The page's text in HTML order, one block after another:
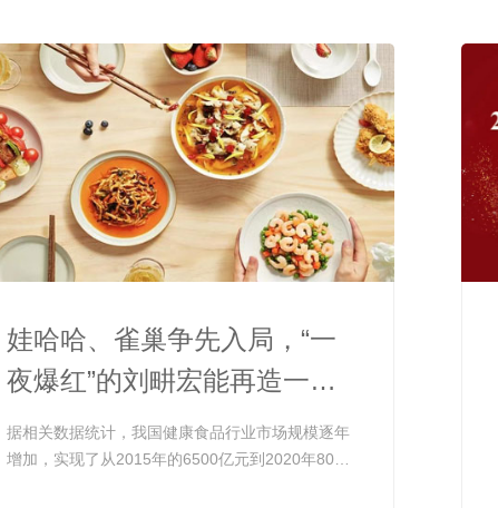
娃哈哈、雀巢争先入局，“一
夜爆红”的刘畊宏能再造一个
万亿市场吗
据相关数据统计，我国健康食品行业市场规模逐年
增加，实现了从2015年的6500亿元到2020年8000